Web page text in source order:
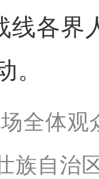
线各界
。